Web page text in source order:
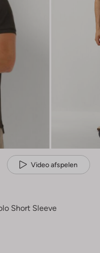
Video afspelen
Short Sleeve